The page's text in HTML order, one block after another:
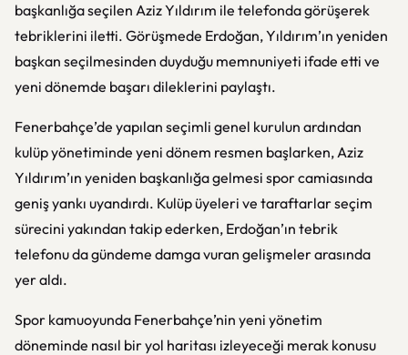
başkanlığa seçilen Aziz Yıldırım ile telefonda görüşerek
tebriklerini iletti. Görüşmede Erdoğan, Yıldırım’ın yeniden
başkan seçilmesinden duyduğu memnuniyeti ifade etti ve
yeni dönemde başarı dileklerini paylaştı.
Fenerbahçe’de yapılan seçimli genel kurulun ardından
kulüp yönetiminde yeni dönem resmen başlarken, Aziz
Yıldırım’ın yeniden başkanlığa gelmesi spor camiasında
geniş yankı uyandırdı. Kulüp üyeleri ve taraftarlar seçim
sürecini yakından takip ederken, Erdoğan’ın tebrik
telefonu da gündeme damga vuran gelişmeler arasında
yer aldı.
Spor kamuoyunda Fenerbahçe’nin yeni yönetim
döneminde nasıl bir yol haritası izleyeceği merak konusu